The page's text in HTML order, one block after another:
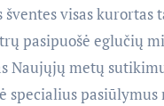
šventes visas
pasipuošė eglučių
Naujųjų metų
pasiūlymus